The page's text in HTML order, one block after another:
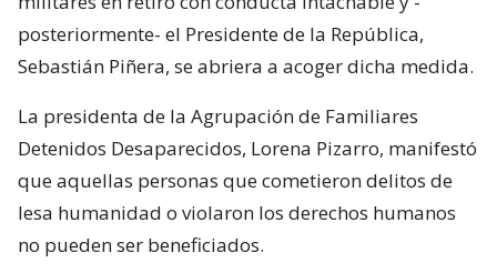
posteriormente- el Presidente de la República,
Sebastián Piñera, se abriera a acoger dicha medida.
La presidenta de la Agrupación de Familiares
Detenidos Desaparecidos, Lorena Pizarro, manifestó
que aquellas personas que cometieron delitos de
lesa humanidad o violaron los derechos humanos
no pueden ser beneficiados.